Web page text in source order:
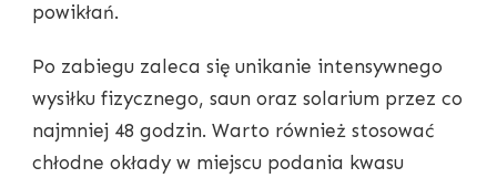
powikłań.
Po zabiegu zaleca się unikanie intensywnego
wysiłku fizycznego, saun oraz solarium przez co
najmniej 48 godzin. Warto również stosować
chłodne okłady w miejscu podania kwasu